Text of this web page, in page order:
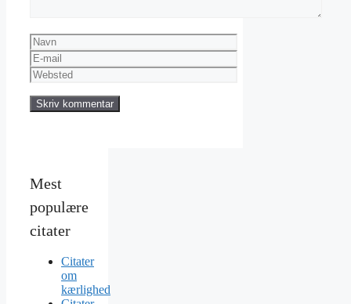
Navn
E-
mail
Websted
Mest
populære
citater
Citater
om
kærlighed